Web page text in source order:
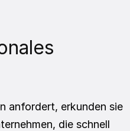
anfordert, erkunden sie
die schnell